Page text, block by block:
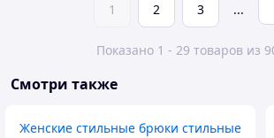
1 2 3 ...
Показано 1 - 29 товаров из
Смотри также
Женские стильные брюки стильные